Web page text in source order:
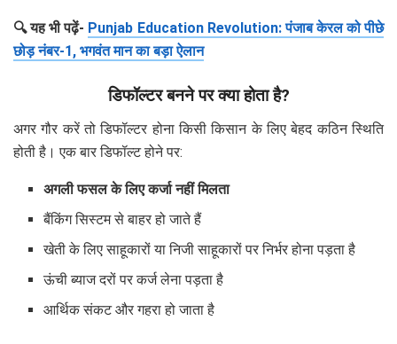
🔍 यह भी पढ़ें- Punjab Education Revolution: पंजाब केरल को पीछे
छोड़ नंबर-1, भगवंत मान का बड़ा ऐलान
डिफॉल्टर बनने पर क्या होता है?
अगर गौर करें तो डिफॉल्टर होना किसी किसान के लिए बेहद कठिन स्थिति
होती है। एक बार डिफॉल्ट होने पर:
अगली फसल के लिए कर्जा नहीं मिलता
बैंकिंग सिस्टम से बाहर हो जाते हैं
खेती के लिए साहूकारों या निजी साहूकारों पर निर्भर होना पड़ता है
ऊंची ब्याज दरों पर कर्ज लेना पड़ता है
आर्थिक संकट और गहरा हो जाता है